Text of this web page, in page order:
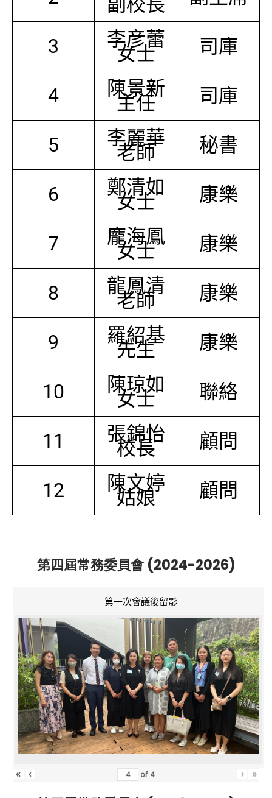
3 李彦蕾
女士 司庫
4 陳景新
主任 司庫
5 李麗華
老師 秘書
6 鄭清如
女士 康樂
7 龐海鳳
女士 康樂
8 龍鳳清
老師 康樂
9 羅紹基
先生 康樂
10 陳琼如
女士 聯絡
11 張錦怡
校長 顧問
12 陳文婷
姑娘 顧問
第四屆常務委員會 (2024-2026)
第一次會議後留影
« ‹ of 4 › »